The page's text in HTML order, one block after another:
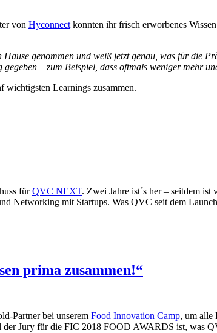
von Hyconnect konnten ihr frisch erworbenes
genommen und weiß jetzt genau, was für die
– zum Beispiel, dass oftmals weniger mehr
wichtigsten Learnings zusammen.
fürQVC NEXT. Zwei Jahre ist´s her – seitdem
Networking mit Startups. Was QVC seit dem
prima zusammen!“
Partner bei unserem Food Innovation Camp, um alle
Jury für die FIC 2018 FOOD AWARDS ist, was